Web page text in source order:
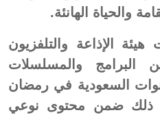
والحياة الهانئة.
الإذاعة والتلفزيون
البرامج والمسلسلات
الدرامية التي تقدمها القنوات السعودية في ‎رمضان
يأتي ذلك ضمن محتوى نوعي